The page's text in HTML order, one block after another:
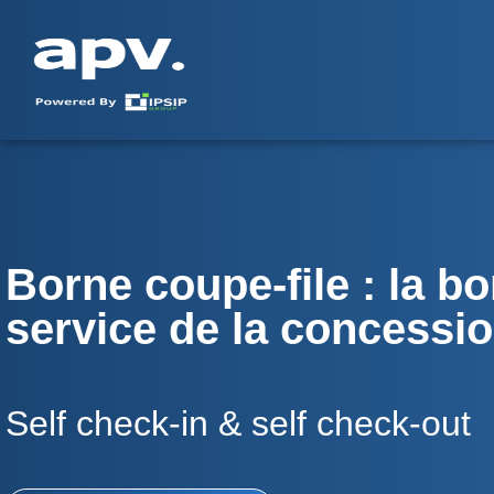
Borne coupe-file : la
service de la
Self check-in & self check-out